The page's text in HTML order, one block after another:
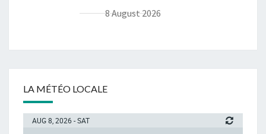
8 August 2026
LA MÉTÉO LOCALE
AUG 8, 2026 - SAT